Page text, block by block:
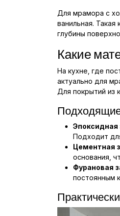
Для мрамора с
ванильная.
глубины
Какие
На кухне, где
актуально для
Для покрытий из
Эпоксидная
Подходит
Цементная
основания,
Фурановая
постоянным